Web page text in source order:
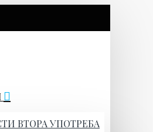
ВТОРА УПОТРЕБА